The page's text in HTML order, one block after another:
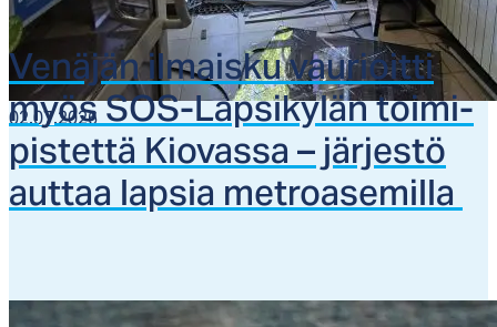
02.07.2026
Ve­nä­jän il­mais­ku vau­rioit­ti
myös SOS-Lap­si­ky­län toi­mi­
pis­tet­tä Kio­vas­sa – jär­jes­tö
aut­taa lap­sia met­roa­se­mil­la